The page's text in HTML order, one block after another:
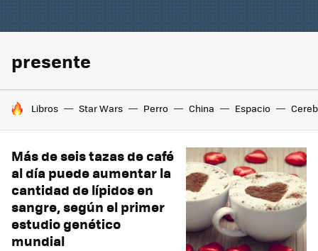
presente
HOY SE HABLA DE
Libros Star Wars Perro China Espacio
Más de seis tazas de café
al día puede aumentar la
cantidad de lípidos en
sangre, según el primer
estudio genético
mundial